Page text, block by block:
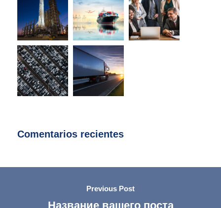
Comentarios recientes
Previous Post
Название вашего поста